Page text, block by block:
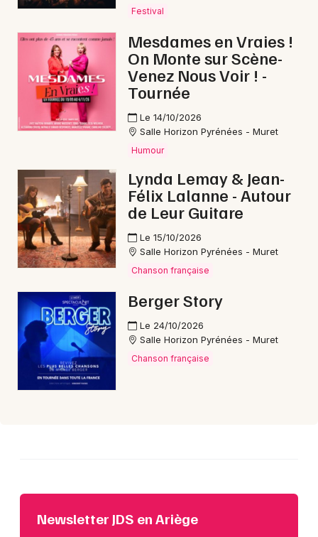
Actus en Ariège
Magazine en Ariège
09 - Ariège
Choisir mes départements
Mon email
Je m'abonne
Festival
Mesdames en Vraies !
On Monte sur Scène-
Venez Nous Voir ! -
Tournée
Le 14/10/2026
Salle Horizon Pyrénées - Muret
Humour
Lynda Lemay & Jean-
Félix Lalanne - Autour
de Leur Guitare
Le 15/10/2026
Salle Horizon Pyrénées - Muret
Chanson française
Berger Story
Le 24/10/2026
Salle Horizon Pyrénées - Muret
Chanson française
Newsletter JDS en Ariège